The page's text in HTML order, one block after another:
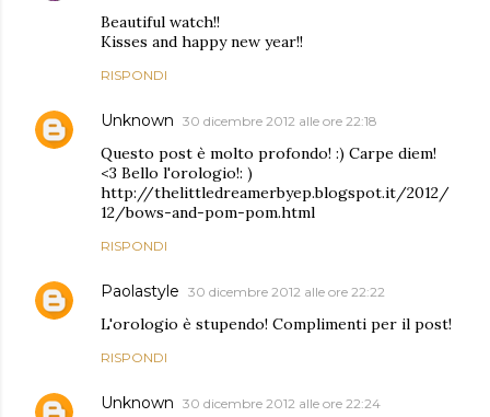
Beautiful watch!!
Kisses and happy new year!!
RISPONDI
Unknown 30 dicembre 2012 alle ore 22:18
Questo post è molto profondo! :) Carpe diem!
<3 Bello l'orologio!: )
http://thelittledreamerbyep.blogspot.it/2012/
12/bows-and-pom-pom.html
RISPONDI
Paolastyle 30 dicembre 2012 alle ore 22:22
L'orologio è stupendo! Complimenti per il post!
RISPONDI
Unknown 30 dicembre 2012 alle ore 22:24